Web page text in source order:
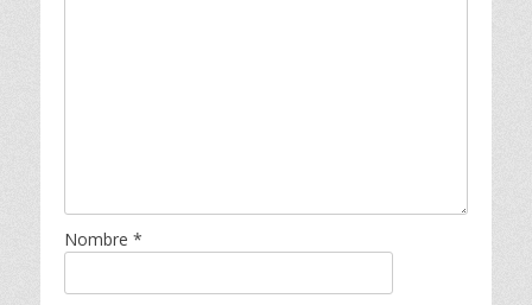
Nombre *